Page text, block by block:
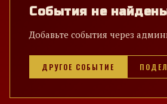
События не
Добавьте события через
ДРУГОЕ СОБЫТИЕ